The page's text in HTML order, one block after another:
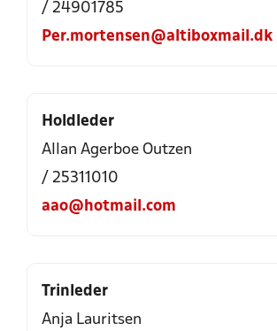
/ 24901785
Per.mortensen@altiboxmail.dk
Holdleder
Allan Agerboe Outzen
/ 25311010
aao@hotmail.com
Trinleder
Anja Lauritsen